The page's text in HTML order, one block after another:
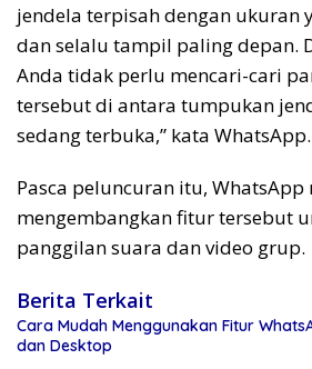
jendela terpisah dengan ukuran
dan selalu tampil paling depan.
Anda tidak perlu mencari-cari
tersebut di antara tumpukan
sedang terbuka,” kata WhatsApp.
Pasca peluncuran itu, WhatsApp
mengembangkan fitur tersebut
panggilan suara dan video grup.
Berita Terkait
Cara Mudah Menggunakan Fitur
dan Desktop